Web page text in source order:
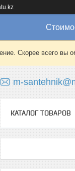
Скорее всего вы
m-
КАТАЛОГ ТОВАРОВ